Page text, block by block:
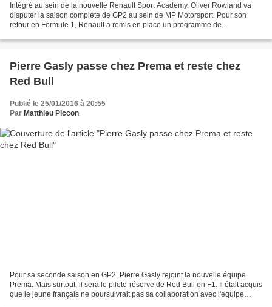
Intégré au sein de la nouvelle Renault Sport Academy, Oliver Rowland va
disputer la saison complète de GP2 au sein de MP Motorsport. Pour son
retour en Formule 1, Renault a remis en place un programme de
Pierre Gasly passe chez Prema et reste chez
Red Bull
Publié le 25/01/2016 à 20:55
Par Matthieu Piccon
Pour sa seconde saison en GP2, Pierre Gasly rejoint la nouvelle équipe
Prema. Mais surtout, il sera le pilote-réserve de Red Bull en F1. Il était acquis
que le jeune français ne poursuivrait pas sa collaboration avec l'équipe